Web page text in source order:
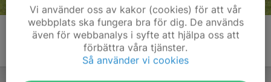
Vi använder oss av kakor (cookies) för att vår
webbplats ska fungera bra för dig. De används
även för webbanalys i syfte att hjälpa oss att
förbättra våra tjänster.
Så använder vi cookies